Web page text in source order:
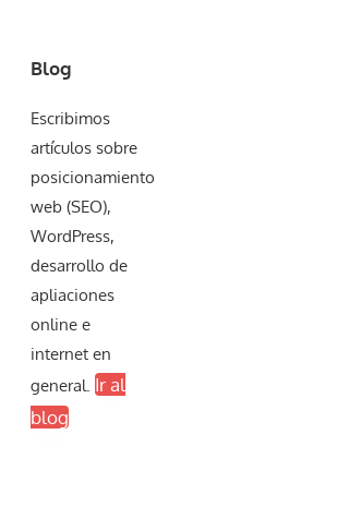
Blog
Escribimos
artículos sobre
posicionamiento
web (SEO),
WordPress,
desarrollo de
apliaciones
online e
internet en
general. Ir al
blog